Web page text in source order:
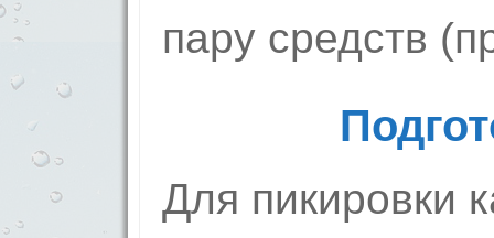
пару средств
Для пикировки